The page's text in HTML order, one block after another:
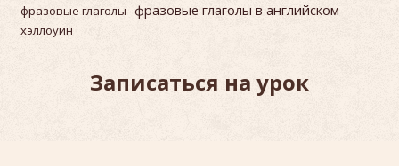
фразовые глаголы фразовые глаголы в английском
хэллоуин
Записаться на урок